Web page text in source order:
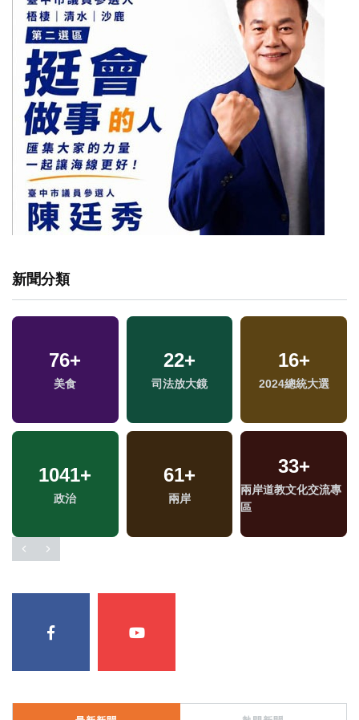
新聞分類
76+
美食
22+
司法放大鏡
16+
2024總統大選
1041+
政治
61+
兩岸
33+
兩岸道教文化交流專
區